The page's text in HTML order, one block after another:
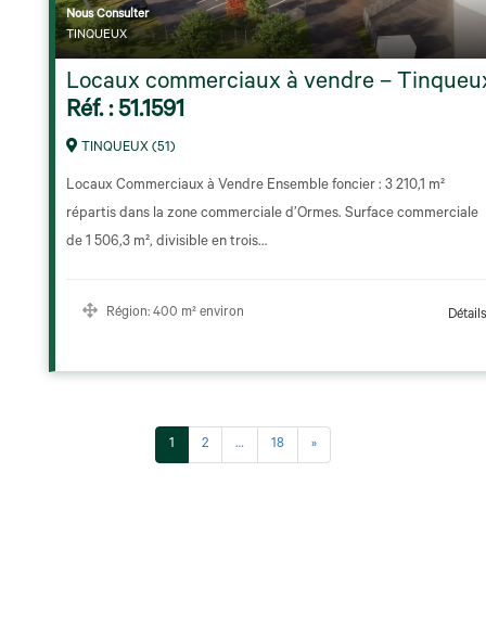
Nous Consulter
TINQUEUX
Locaux commerciaux à vendre –
Réf. : 51.1591
TINQUEUX (51)
Locaux Commerciaux à Vendre Ensemble foncier : 3 210,1 m²
répartis dans la zone commerciale d’Ormes. Surface commerciale
de 1 506,3 m², divisible en trois…
Région: 400 m² environ Détails
1 2 … 18 »